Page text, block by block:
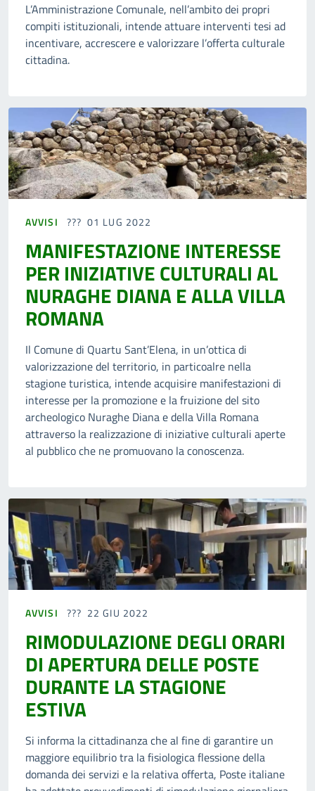
L’Amministrazione Comunale, nell’ambito dei propri
compiti istituzionali, intende attuare interventi tesi ad
incentivare, accrescere e valorizzare l’offerta culturale
cittadina.
AVVISI 01 LUG 2022
MANIFESTAZIONE INTERESSE
PER INIZIATIVE CULTURALI AL
NURAGHE DIANA E ALLA VILLA
ROMANA
Il Comune di Quartu Sant’Elena, in un’ottica di
valorizzazione del territorio, in particoalre nella
stagione turistica, intende acquisire manifestazioni di
interesse per la promozione e la fruizione del sito
archeologico Nuraghe Diana e della Villa Romana
attraverso la realizzazione di iniziative culturali aperte
al pubblico che ne promuovano la conoscenza.
AVVISI 22 GIU 2022
RIMODULAZIONE DEGLI ORARI
DI APERTURA DELLE POSTE
DURANTE LA STAGIONE
ESTIVA
Si informa la cittadinanza che al fine di garantire un
maggiore equilibrio tra la fisiologica flessione della
domanda dei servizi e la relativa offerta, Poste italiane